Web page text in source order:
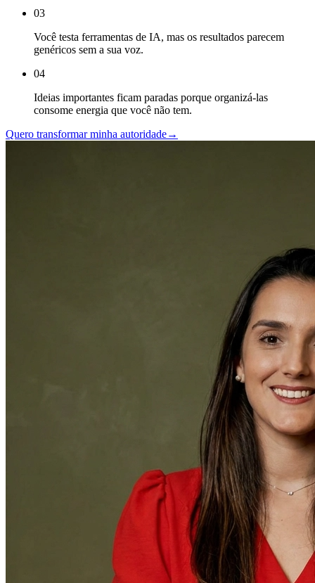
03
Você testa ferramentas de IA, mas os resultados parecem
genéricos sem a sua voz.
04
Ideias importantes ficam paradas porque organizá-las
consome energia que você não tem.
Quero transformar minha autoridade→